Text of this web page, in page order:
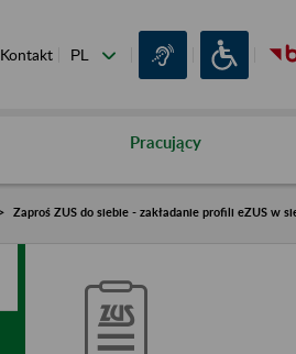
Kontakt
Pracujący
Zaproś ZUS do siebie - zakładanie profili eZUS w